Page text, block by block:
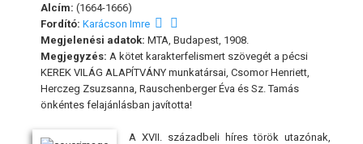
Alcím: (1664-1666)
Fordító: Karácson Imre
Megjelenési adatok: MTA, Budapest, 1908.
Megjegyzés: A kötet karakterfelismert szövegét a pécsi
KEREK VILÁG ALAPÍTVÁNY munkatársai, Csomor Henriett,
Herczeg Zsuzsanna, Rauschenberger Éva és Sz. Tamás
önkéntes felajánlásban javította!
A XVII. századbeli híres török utazónak,